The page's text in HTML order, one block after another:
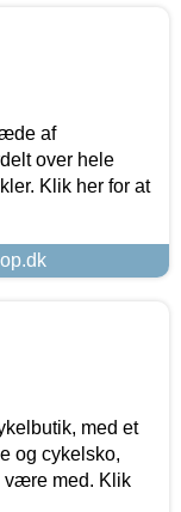
af
over hele
Klik her for at
med et
og cykelsko,
være med. Klik